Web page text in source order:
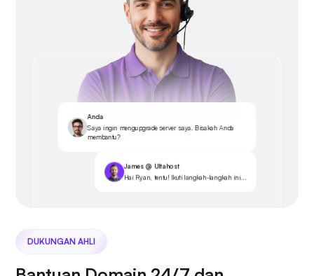
Anda
Saya ingin mengupgrade server saya. Bisakah Anda
membantu?
James @ Ultahost
Hai Ryan, tentu! Ikuti langkah-langkah ini...
DUKUNGAN AHLI